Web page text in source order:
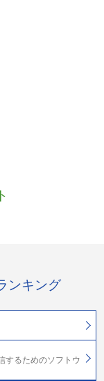
ンキング
するためのソフトウ